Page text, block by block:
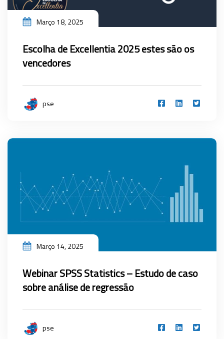
Março 18, 2025
Escolha de Excellentia 2025 estes são os
vencedores
pse
Março 14, 2025
Webinar SPSS Statistics – Estudo de caso
sobre análise de regressão
pse